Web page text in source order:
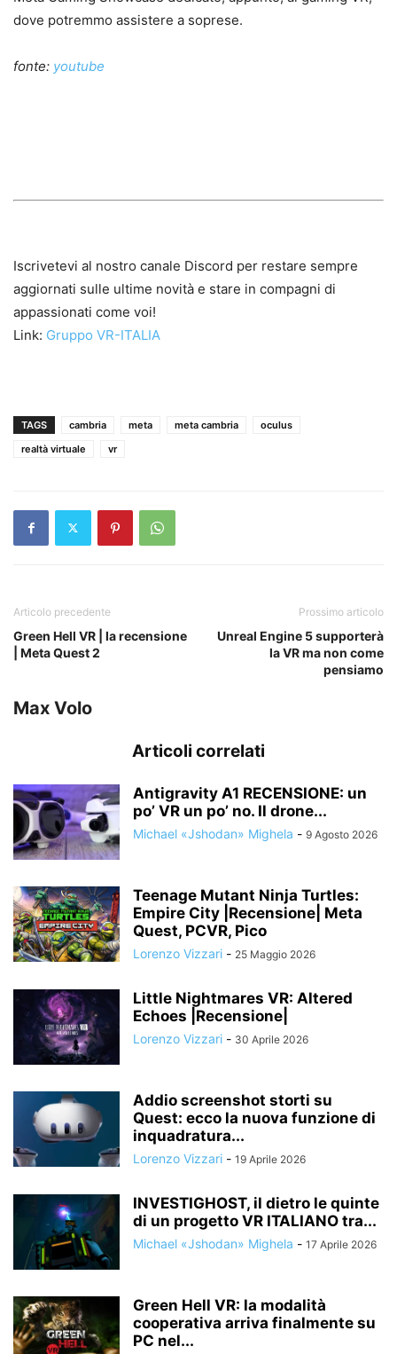
dove potremmo assistere a soprese.
fonte: youtube
Iscrivetevi al nostro canale Discord per restare sempre
aggiornati sulle ultime novità e stare in compagni di
appassionati come voi!
Link: Gruppo VR-ITALIA
TAGS cambria meta meta cambria
oculus
realtà virtuale
vr
Articolo precedente
Green Hell VR | la recensione
| Meta Quest 2
Prossimo articolo
Unreal Engine 5 supporterà
la VR ma non come
pensiamo
Max Volo
Articoli correlati
Antigravity A1 RECENSIONE: un
po’ VR un po’ no. Il drone...
Michael «Jshodan» Mighela - 9 Agosto 2026
Teenage Mutant Ninja Turtles:
Empire City |Recensione| Meta
Quest, PCVR, Pico
Lorenzo Vizzari - 25 Maggio 2026
Little Nightmares VR: Altered
Echoes |Recensione|
Lorenzo Vizzari - 30 Aprile 2026
Addio screenshot storti su
Quest: ecco la nuova funzione di
inquadratura...
Lorenzo Vizzari - 19 Aprile 2026
INVESTIGHOST, il dietro le quinte
di un progetto VR ITALIANO tra...
Michael «Jshodan» Mighela - 17 Aprile 2026
Green Hell VR: la modalità
cooperativa arriva finalmente su
PC nel...